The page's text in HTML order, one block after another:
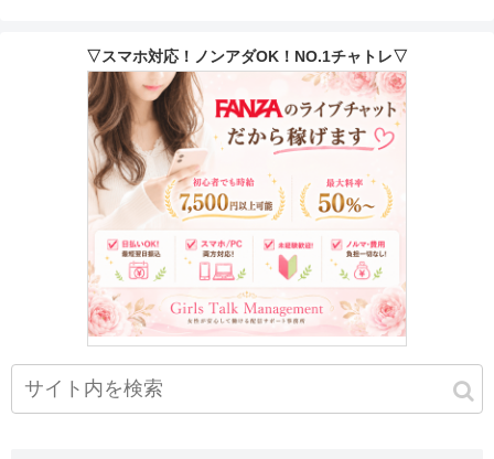
▽スマホ対応！ノンアダOK！NO.1チャトレ▽